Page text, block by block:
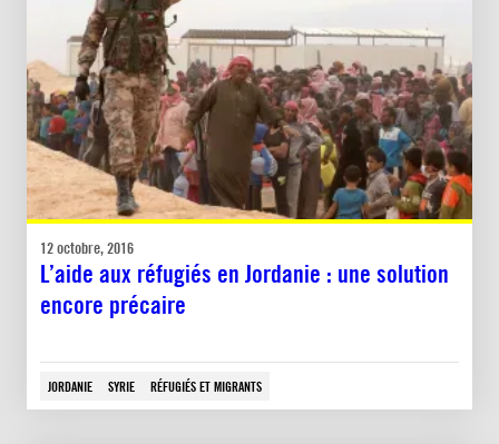
12 octobre, 2016
L’aide aux réfugiés en Jordanie : une solution
encore précaire
JORDANIE SYRIE RÉFUGIÉS ET MIGRANTS